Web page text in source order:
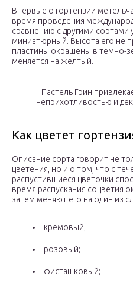
Впервые о гортензии
время проведения
сравнению с другими сортами
миниатюрный. Высота его не
пластины окрашены в темно-
меняется на желтый.
Пастель Грин
неприхотливостью и
Как цветет
Описание сорта говорит не
цветения, но и о том, что с
распустившиеся цветочки
время распускания соцветия
затем меняют его на один из
кремовый;
розовый;
фисташковый;